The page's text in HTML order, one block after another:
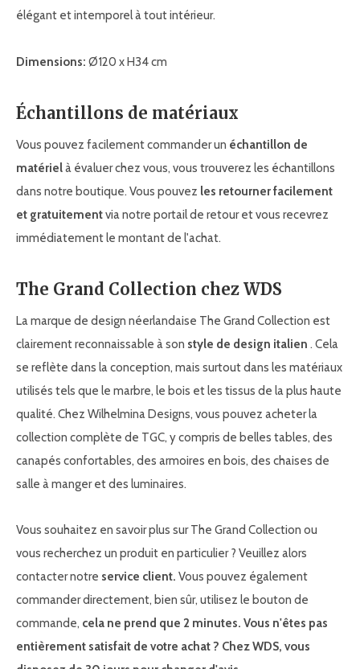
élégant et intemporel à tout intérieur.
Dimensions: Ø120 x H34 cm
Échantillons de matériaux
Vous pouvez facilement commander un échantillon de
matérielà évaluer chez vous, vous trouverez les échantillons
dans notre boutique. Vous pouvez les retourner facilement
et gratuitementvia notre portail de retour et vous recevrez
immédiatement le montant de l'achat.
The Grand Collection chez WDS
La marque de design néerlandaise The Grand Collection est
clairement reconnaissable à son style de design italien . Cela
se reflète dans la conception, mais surtout dans les matériaux
utilisés tels que le marbre, le bois et les tissus de la plus haute
qualité. Chez Wilhelmina Designs, vous pouvez acheter la
collection complète de TGC, y compris de belles tables, des
canapés confortables, des armoires en bois, des chaises de
salle à manger et des luminaires.
Vous souhaitez en savoir plus sur The Grand Collection ou
vous recherchez un produit en particulier ? Veuillez alors
contacter notre service client. Vous pouvez également
commander directement, bien sûr, utilisez le bouton de
commande, cela ne prend que 2 minutes. Vous n'êtes pas
entièrement satisfait de votre achat ? Chez WDS, vous